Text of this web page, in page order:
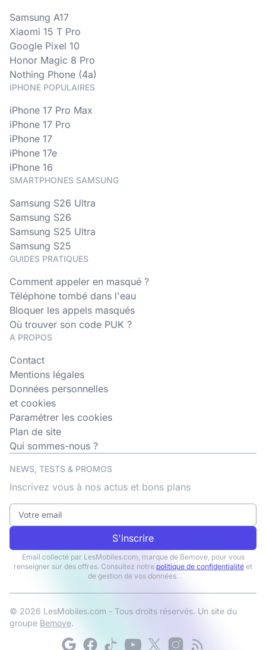
Samsung A17
Xiaomi 15 T Pro
Google Pixel 10
Honor Magic 8 Pro
Nothing Phone (4a)
IPHONE POPULAIRES
iPhone 17 Pro Max
iPhone 17 Pro
iPhone 17
iPhone 17e
iPhone 16
SMARTPHONES SAMSUNG
Samsung S26 Ultra
Samsung S26
Samsung S25 Ultra
Samsung S25
GUIDES PRATIQUES
Comment appeler en masqué ?
Téléphone tombé dans l'eau
Bloquer les appels masqués
Où trouver son code PUK ?
A PROPOS
Contact
Mentions légales
Données personnelles
et cookies
Paramétrer les cookies
Plan de site
Qui sommes-nous ?
NEWS, TESTS & PROMOS
Inscrivez vous à nos actus et bons plans
S'inscrire
Email collecté par LesMobiles.com, marque de Bemove, pour vous
renseigner sur des offres. Consultez notre politique de confidentialité et
de gestion de vos données.
© 2026 LesMobiles.com - Tous droits réservés. Un site du
groupe Bemove.